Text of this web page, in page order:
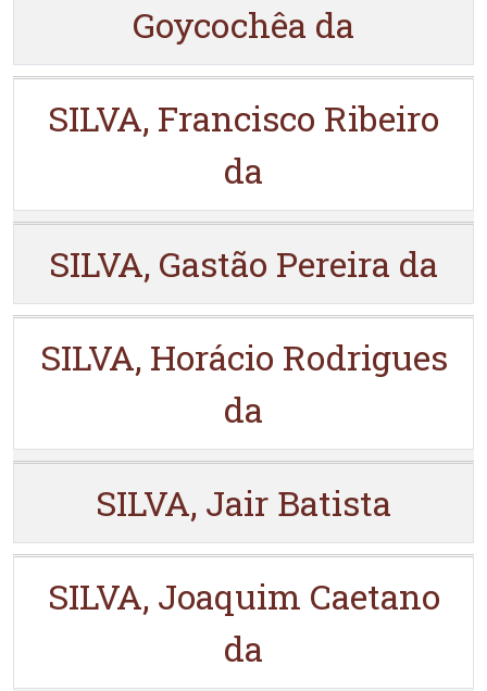
Goycochêa da
SILVA, Francisco Ribeiro
da
SILVA, Gastão Pereira da
SILVA, Horácio Rodrigues
da
SILVA, Jair Batista
SILVA, Joaquim Caetano
da